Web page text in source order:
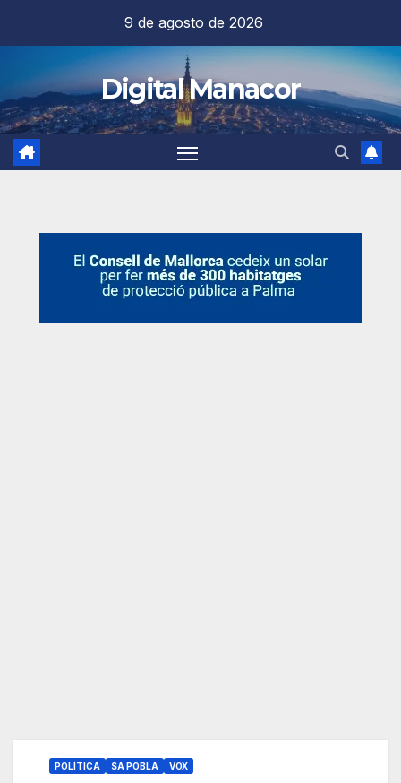
contenido
9 de agosto de 2026
Digital Manacor
POLÍTICA SA POBLA VOX